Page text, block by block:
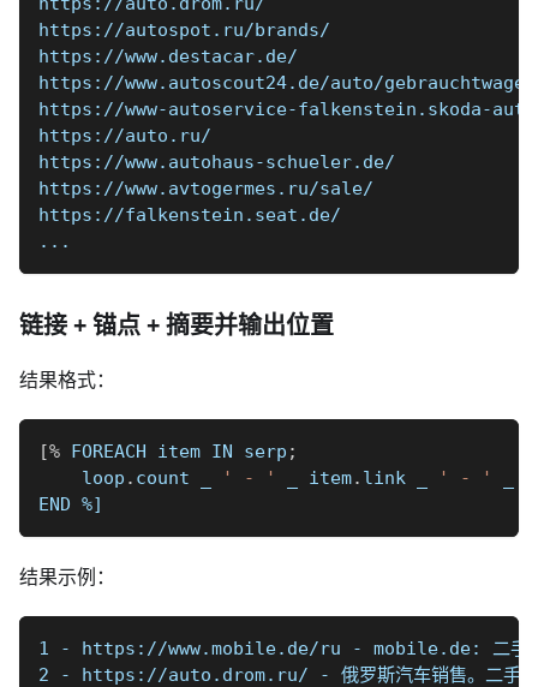
https://autospot.ru/brands/
https://www.destacar.de/
https://www.autoscout24.de/auto/
https://www-autoservice-falkenstein.skoda-
https://auto.ru/
https://www.autohaus-schueler.de/
https://www.avtogermes.ru/sale/
https://falkenstein.seat.de/
...
链接 + 锚点 + 摘要并输出位置
结果格式：
[% FOREACH item IN serp ;
    loop
. count ' - ' item. link ' - '
END %]
结果示例：
1 - https://www.mobile.de/ru - mobile.de: 二手车 —
2 - https://auto.drom.ru/ - 俄罗斯汽车销售。二手... -